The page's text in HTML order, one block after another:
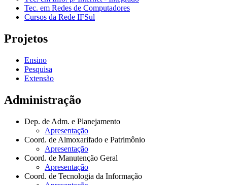
Tec. em Redes de Computadores
Cursos da Rede IFSul
Projetos
Ensino
Pesquisa
Extensão
Administração
Dep. de Adm. e Planejamento
Apresentação
Coord. de Almoxarifado e Patrimônio
Apresentação
Coord. de Manutenção Geral
Apresentação
Coord. de Tecnologia da Informação